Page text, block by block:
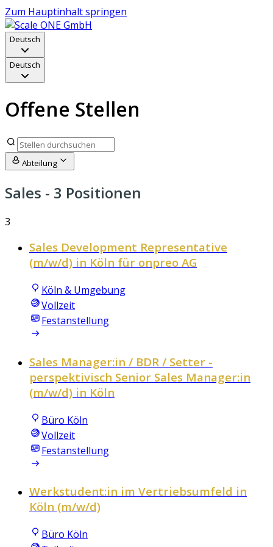
Zum Hauptinhalt springen
Deutsch
Deutsch
Offene Stellen
Abteilung
Sales - 3 Positionen
3
Sales Development Representative
(m/w/d) in Köln für onpreo AG
Köln & Umgebung
Vollzeit
Festanstellung
Sales Manager:in / BDR / Setter -
perspektivisch Senior Sales Manager:in
(m/w/d) in Köln
Büro Köln
Vollzeit
Festanstellung
Werkstudent:in im Vertriebsumfeld in
Köln (m/w/d)
Büro Köln